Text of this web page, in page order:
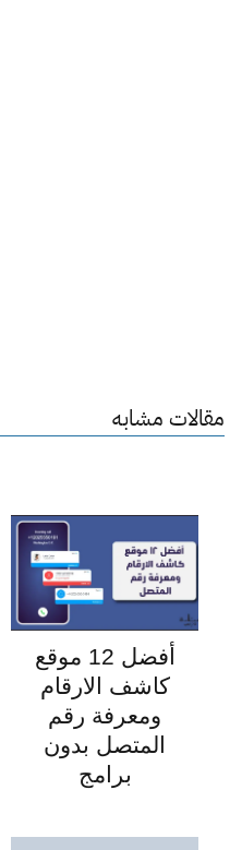
مقالات مشابه
أفضل 12 موقع
كاشف الارقام
ومعرفة رقم
المتصل بدون
برامج